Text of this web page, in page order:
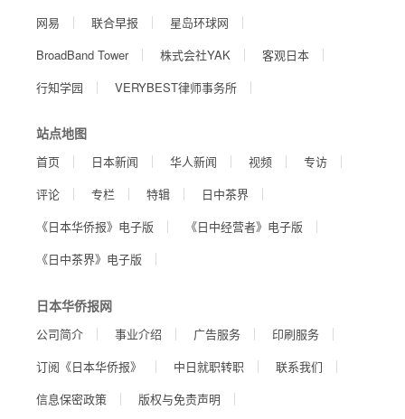
网易
联合早报
星岛环球网
BroadBand Tower
株式会社YAK
客观日本
行知学园
VERYBEST律师事务所
站点地图
首页 日本新闻 华人新闻 视频
专访
评论
专栏 特辑
日中茶界
《日本华侨报》电子版
《日中经营者》电子版
《日中茶界》电子版
日本华侨报网
公司简介 事业介绍 广告服务
印刷服务
订阅《日本华侨报》
中日就职转职
联系我们
信息保密政策
版权与免责声明